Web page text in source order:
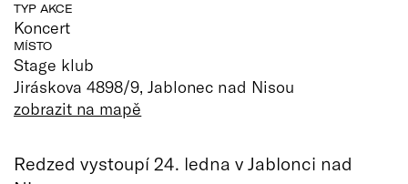
TYP AKCE
Koncert
MÍSTO
Stage klub
Jiráskova 4898/9, Jablonec nad Nisou
zobrazit na mapě
Redzed vystoupí 24. ledna v Jablonci nad